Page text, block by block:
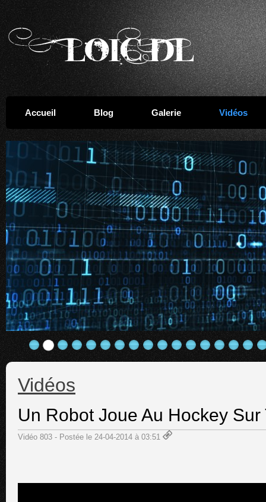
Accueil Blog Galerie Vidéos
Vidéos
Un Robot Joue Au Hockey Sur
Vidéo 803 - Postée le 24-04-2014 à 03:51